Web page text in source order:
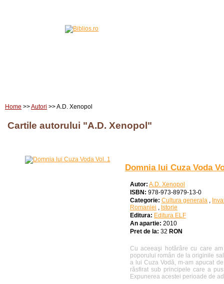
Home >>Autori >> A.D. Xenopol
Cartile autorului "A.D. Xenopol"
Domnia lui Cuza Voda
Autor: A.D. Xenopol
ISBN: 978-973-8979-13-0
Categorie: Cultura generala ,
Romaniei , Istorie
Editura: Editura ELF
An apartie: 2010
Pret de la: 32 RON
Cu aceeaşi hotărâre cu care
poporului român de la originile
a lui Cuza Vodă, m-am apucat
răsfirat sub principele care a
Expunerea acestei perioade de